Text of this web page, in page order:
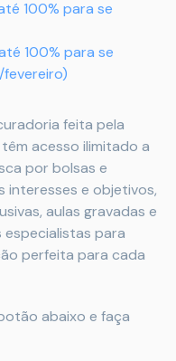
100% para se
100% para se
feita pela
acesso ilimitado a
por bolsas e
interesses e objetivos,
aulas gravadas e
para
perfeita para cada
abaixo e faça